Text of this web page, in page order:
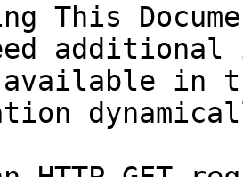
This
in